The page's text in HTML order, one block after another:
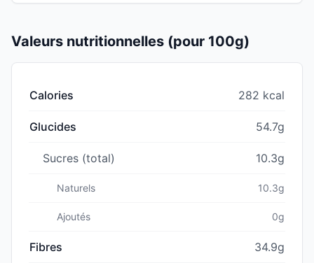
Valeurs nutritionnelles (pour 100g)
Calories 282 kcal
Glucides 54.7g
Sucres (total) 10.3g
Naturels 10.3g
Ajoutés 0g
Fibres 34.9g